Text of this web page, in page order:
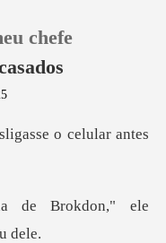
0
chefe
o celula
a de Brokdon," ele